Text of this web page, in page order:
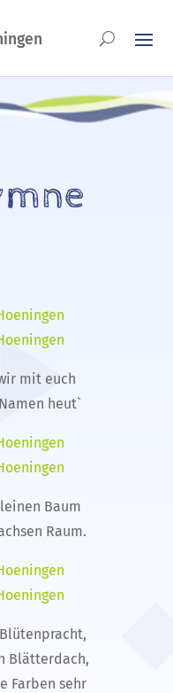
mit euch
heut`
Baum
Raum.
Blätterdach,
Farben sehr